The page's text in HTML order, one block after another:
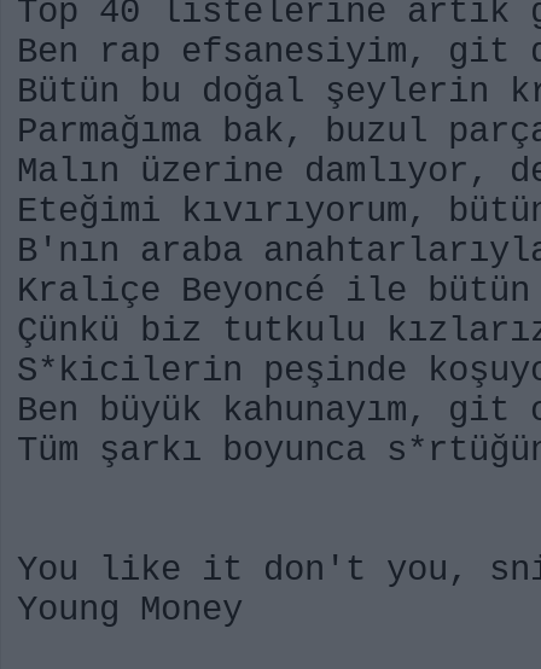
Top 40 listelerine artık
Ben rap efsanesiyim, git
Bütün bu doğal şeylerin
Parmağıma bak, buzul
Malın üzerine damlıyor,
Eteğimi kıvırıyorum,
B'nın araba
Kraliçe Beyoncé ile
Çünkü biz tutkulu
S*kicilerin peşinde
Ben büyük kahunayım,
Tüm şarkı boyunca
You like it don't you,
Young Money